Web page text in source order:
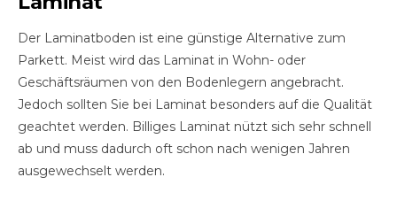
Der Laminatboden ist eine günstige Alternative zum
Parkett. Meist wird das Laminat in Wohn- oder
Geschäftsräumen von den Bodenlegern angebracht.
Jedoch sollten Sie bei Laminat besonders auf die Qualität
geachtet werden. Billiges Laminat nützt sich sehr schnell
ab und muss dadurch oft schon nach wenigen Jahren
ausgewechselt werden.